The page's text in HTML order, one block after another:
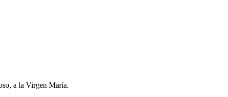
a la Virgen María.